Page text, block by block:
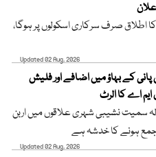
تدریس کا اطلاق صرف سرکاری اسکولوں پر ہوگا،
Updated 02 Aug, 2026
کے بہاؤ میں اضافے اور فلیش
اے کا الرٹ
سمیت نشیبی شہری علاقوں میں اربن
جمع ہونے کا خدشہ ہے
Updated 02 Aug, 2026